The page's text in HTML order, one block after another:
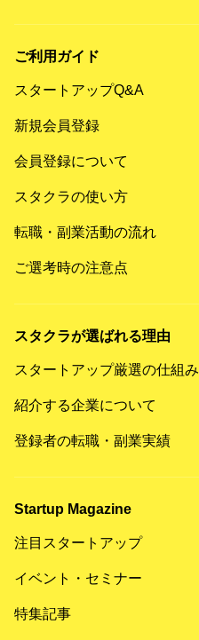
ご利用ガイド
スタートアップQ&A
新規会員登録
会員登録について
スタクラの使い方
転職・副業活動の流れ
ご選考時の注意点
スタクラが選ばれる理由
スタートアップ厳選の仕組み
紹介する企業について
登録者の転職・副業実績
Startup Magazine
注目スタートアップ
イベント・セミナー
特集記事